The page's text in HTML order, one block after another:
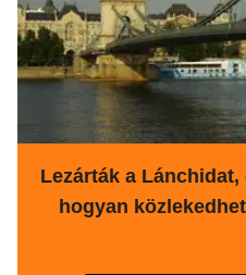
Lezárták a
hogyan